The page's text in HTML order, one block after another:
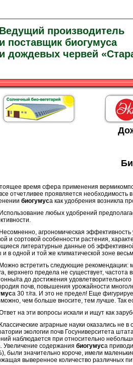
Ведущий производитель
и поставщик биогумуса
и дождевых червей
время сфера применения
отчетливее проявляется
биогумуса как удобрения возникла
любых удобрений предполагает
агрономическая эффективность
и сортовой особенности растения,
литературные данные об
и в одной и той же климатической зоне
встретить следующие рекомендации:
верхнего предела не существует,
га до достижения
почв, повышения урожайности
а 30 т/га. И это не предел! Еще
чем больше вносите, тем лучше. Так
на эти вопросы искали и ищут как
аграрные науки оказались не в
экологии почв Госуниверситета
наблюдается при относительно
Увеличение содержания биогумуса
были значительно короче, имели
выверенное количество различных